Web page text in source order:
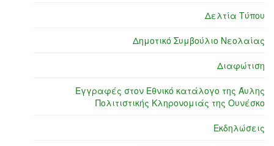
Δελτία Τύπου
Δημοτικό Συμβούλιο Νεολαίας
Διαφώτιση
Εγγραφές στον Εθνικό κατάλογο της Άυλης
Πολιτιστικής Κληρονομιάς της Ουνέσκο
Εκδηλώσεις